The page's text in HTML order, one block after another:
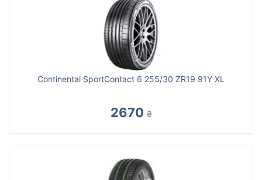
Continental SportContact 6 255/30 ZR19 91Y XL
2670 ₴